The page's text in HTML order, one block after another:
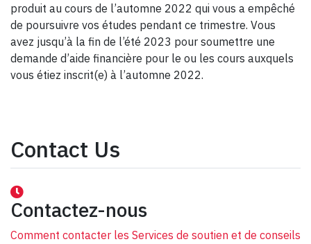
produit au cours de l’automne 2022 qui vous a empêché
de poursuivre vos études pendant ce trimestre. Vous
avez jusqu’à la fin de l’été 2023 pour soumettre une
demande d’aide financière pour le ou les cours auxquels
vous étiez inscrit(e) à l’automne 2022.
Contact Us
Contactez-nous
Comment contacter les Services de soutien et de conseils